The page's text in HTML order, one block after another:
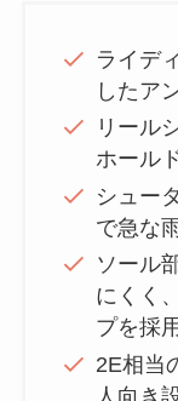
ライデ
したア
リール
ホール
シュー
で急な
ソール
にくく
プを採
2E相当
人向き